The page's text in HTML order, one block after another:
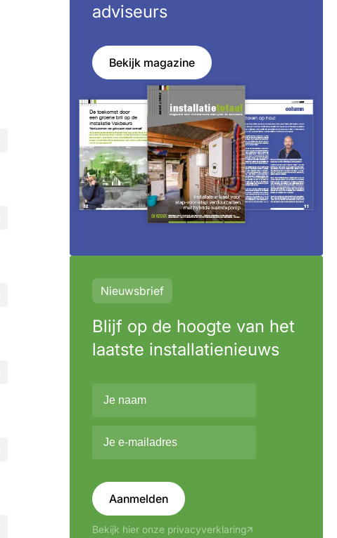
adviseurs
Bekijk magazine
Nieuwsbrief
Blijf op de hoogte van het
laatste installatienieuws
Aanmelden
Bekijk hier onze privacyverklaring